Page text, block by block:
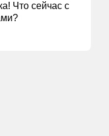
Что сейчас с